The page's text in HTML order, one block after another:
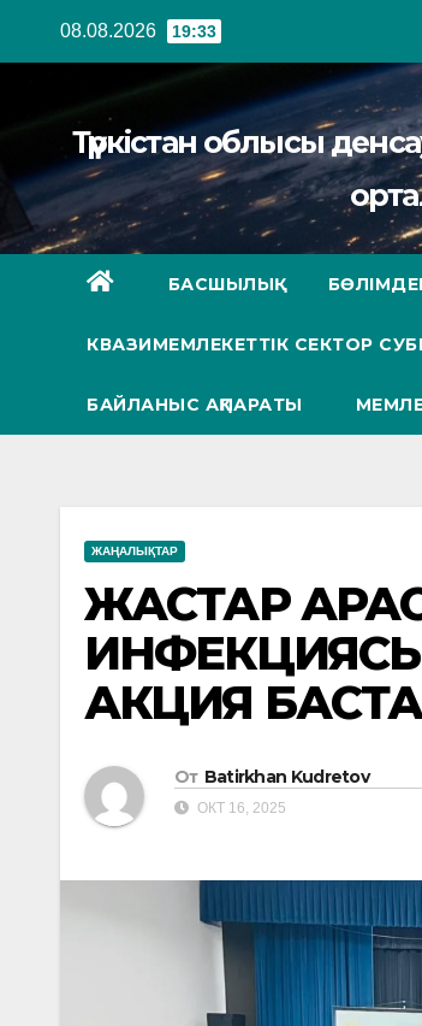
08.08.2026 19:33
Түркістан облысы
БАСШЫЛЫҚ
КВАЗИМЕМЛЕКЕТТІК СЕКТОР
БАЙЛАНЫС АҚПАРАТЫ
ЖАҢАЛЫҚТАР
ЖАСТАР
АКЦИЯ
От Batirkhan Kudretov
ОКТ 16, 2025